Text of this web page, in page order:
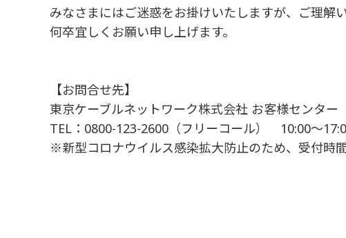
みなさまにはご迷惑をお掛けいたしますが、ご理解
何卒宜しくお願い申し上げます。
【お問合せ先】
東京ケーブルネットワーク株式会社 お客様センター
TEL：0800-123-2600（フリーコール） 10:00～
※新型コロナウイルス感染拡大防止のため、受付時